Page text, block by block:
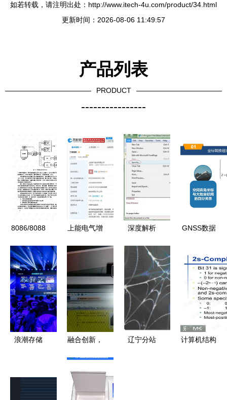
如若转载，请注明出处：http://www.itech-4u.com/product/34.html
更新时间：2026-08-06 11:49:57
产品列表
PRODUCT
----------------
8086/8088
系统 体系
结构、软硬
件设计与数
据处理技术
上能电气增
理技术成发
展关键动力
深度解析
Advisor 一
站式软硬件
检测与数据
处理技术指
GNSS数据
LGO软件中
的坐标转换
技术与应用
浪潮存储
据处理技术
融合创新，
微软硬件
2008年新
辽宁分站
计算机结构